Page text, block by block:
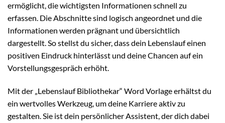
ermöglicht, die wichtigsten Informationen schnell zu
erfassen. Die Abschnitte sind logisch angeordnet und die
Informationen werden prägnant und übersichtlich
dargestellt. So stellst du sicher, dass dein Lebenslauf einen
positiven Eindruck hinterlässt und deine Chancen auf ein
Vorstellungsgespräch erhöht.
Mit der „Lebenslauf Bibliothekar“ Word Vorlage erhältst du
ein wertvolles Werkzeug, um deine Karriere aktiv zu
gestalten. Sie ist dein persönlicher Assistent, der dich dabei